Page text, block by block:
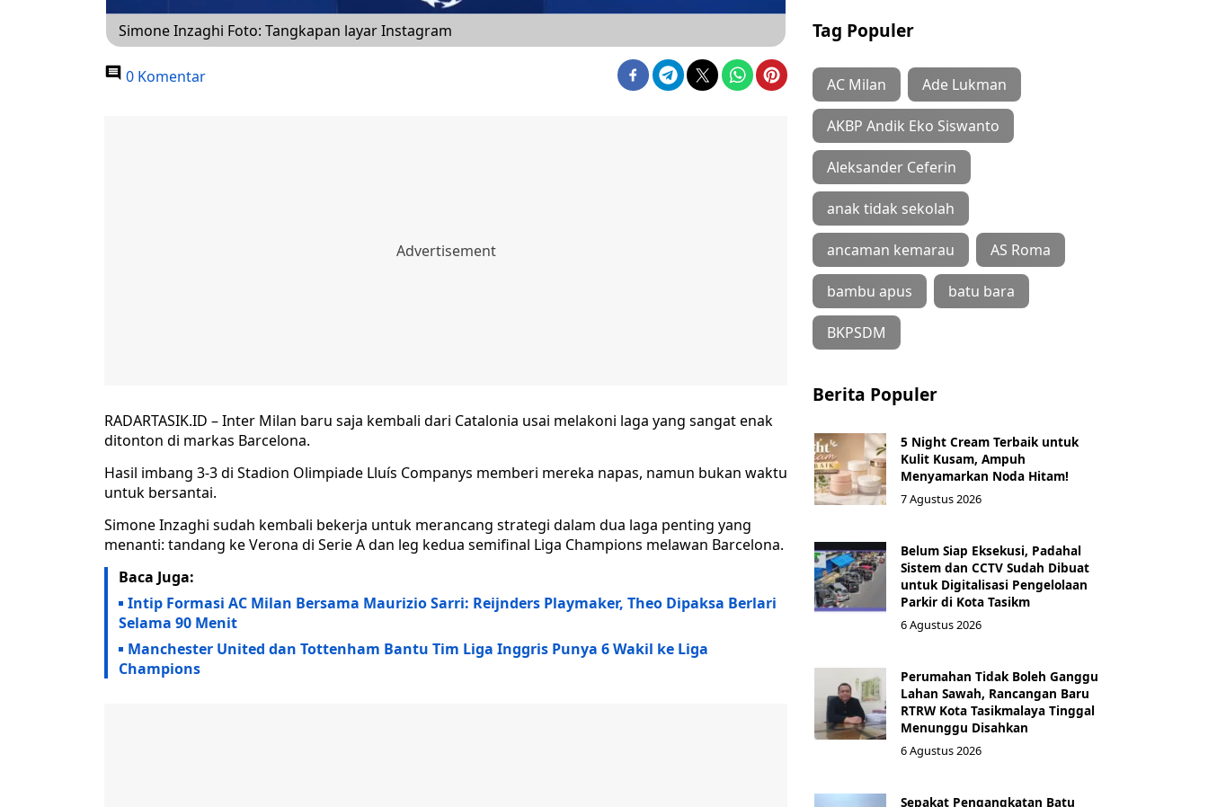
Simone Inzaghi Foto: Tangkapan layar Instagram
0 Komentar
RADARTASIK.ID – Inter Milan baru saja kembali dari Catalonia usai melakoni laga yang sangat enak
ditonton di markas Barcelona.
Hasil imbang 3-3 di Stadion Olimpiade Lluís Companys memberi mereka napas, namun bukan waktu
untuk bersantai.
Simone Inzaghi sudah kembali bekerja untuk merancang strategi dalam dua laga penting yang
menanti: tandang ke Verona di Serie A dan leg kedua semifinal Liga Champions melawan Barcelona.
Baca Juga:
Intip Formasi AC Milan Bersama Maurizio Sarri: Reijnders Playmaker, Theo Dipaksa Berlari
Selama 90 Menit
Manchester United dan Tottenham Bantu Tim Liga Inggris Punya 6 Wakil ke Liga
Champions
Tag Populer
AC Milan Ade Lukman
AKBP Andik Eko Siswanto
Aleksander Ceferin
anak tidak sekolah
ancaman kemarau AS Roma
bambu apus batu bara
BKPSDM
Berita Populer
5 Night Cream Terbaik untuk
Kulit Kusam, Ampuh
Menyamarkan Noda Hitam!
7 Agustus 2026
Belum Siap Eksekusi, Padahal
Sistem dan CCTV Sudah Dibuat
untuk Digitalisasi Pengelolaan
Parkir di Kota Tasikm
6 Agustus 2026
Perumahan Tidak Boleh Ganggu
Lahan Sawah, Rancangan Baru
RTRW Kota Tasikmalaya Tinggal
Menunggu Disahkan
6 Agustus 2026
Sepakat Pengangkatan Batu